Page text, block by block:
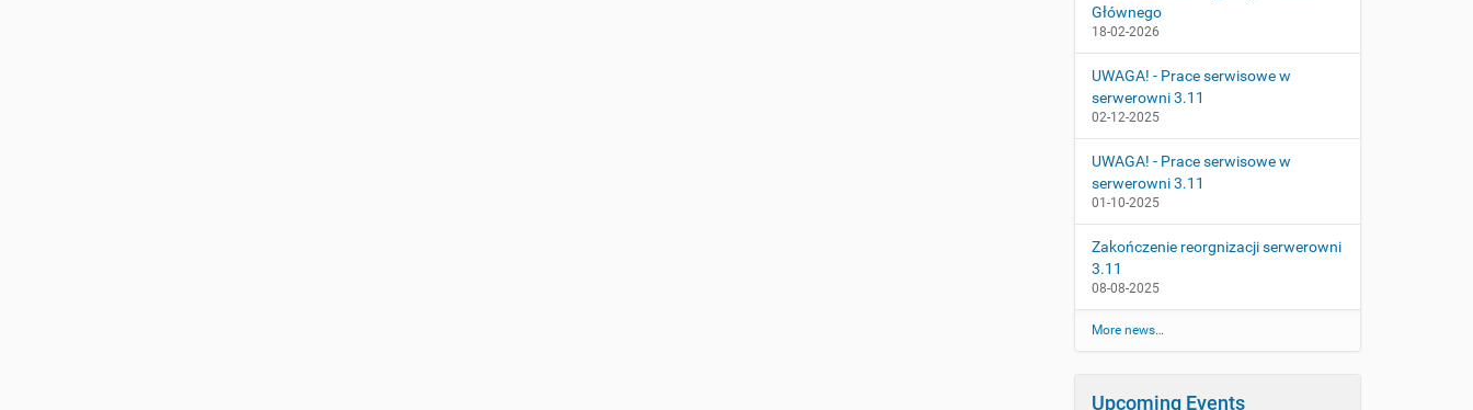
Głównego
18-02-2026
UWAGA! - Prace serwisowe w
serwerowni 3.11
02-12-2025
UWAGA! - Prace serwisowe w
serwerowni 3.11
01-10-2025
Zakończenie reorgnizacji serwerowni
3.11
08-08-2025
More news…
Upcoming Events